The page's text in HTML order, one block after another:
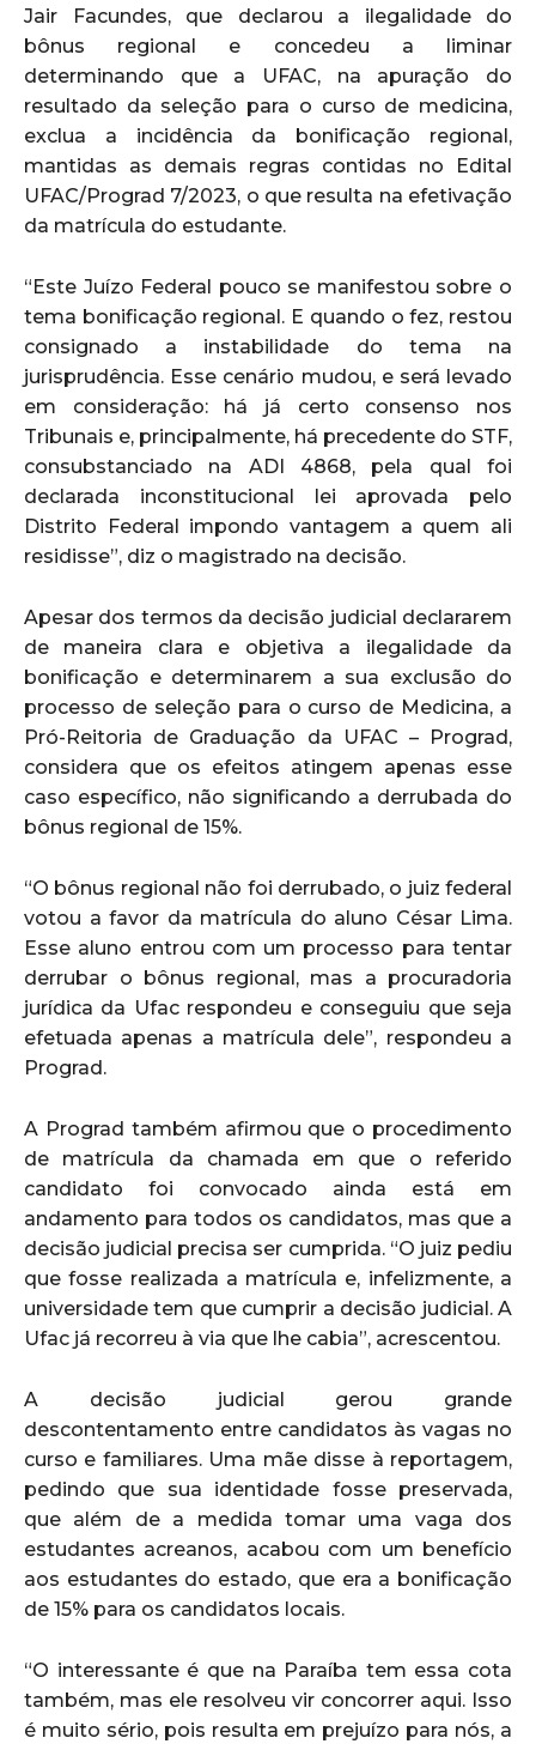
Jair Facundes, que declarou a ilegalidade do
bônus regional e concedeu a liminar
determinando que a UFAC, na apuração do
resultado da seleção para o curso de medicina,
exclua a incidência da bonificação regional,
mantidas as demais regras contidas no Edital
UFAC/Prograd 7/2023, o que resulta na efetivação
da matrícula do estudante.
“Este Juízo Federal pouco se manifestou sobre o
tema bonificação regional. E quando o fez, restou
consignado a instabilidade do tema na
jurisprudência. Esse cenário mudou, e será levado
em consideração: há já certo consenso nos
Tribunais e, principalmente, há precedente do STF,
consubstanciado na ADI 4868, pela qual foi
declarada inconstitucional lei aprovada pelo
Distrito Federal impondo vantagem a quem ali
residisse”, diz o magistrado na decisão.
Apesar dos termos da decisão judicial declararem
de maneira clara e objetiva a ilegalidade da
bonificação e determinarem a sua exclusão do
processo de seleção para o curso de Medicina, a
Pró-Reitoria de Graduação da UFAC – Prograd,
considera que os efeitos atingem apenas esse
caso específico, não significando a derrubada do
bônus regional de 15%.
“O bônus regional não foi derrubado, o juiz federal
votou a favor da matrícula do aluno César Lima.
Esse aluno entrou com um processo para tentar
derrubar o bônus regional, mas a procuradoria
jurídica da Ufac respondeu e conseguiu que seja
efetuada apenas a matrícula dele”, respondeu a
Prograd.
A Prograd também afirmou que o procedimento
de matrícula da chamada em que o referido
candidato foi convocado ainda está em
andamento para todos os candidatos, mas que a
decisão judicial precisa ser cumprida. “O juiz pediu
que fosse realizada a matrícula e, infelizmente, a
universidade tem que cumprir a decisão judicial. A
Ufac já recorreu à via que lhe cabia”, acrescentou.
A decisão judicial gerou grande
descontentamento entre candidatos às vagas no
curso e familiares. Uma mãe disse à reportagem,
pedindo que sua identidade fosse preservada,
que além de a medida tomar uma vaga dos
estudantes acreanos, acabou com um benefício
aos estudantes do estado, que era a bonificação
de 15% para os candidatos locais.
“O interessante é que na Paraíba tem essa cota
também, mas ele resolveu vir concorrer aqui. Isso
é muito sério, pois resulta em prejuízo para nós, a